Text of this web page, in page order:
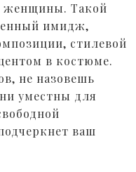
женщины. Такой
имидж,
стилевой
в костюме.
не назовешь
уместны для
ваш